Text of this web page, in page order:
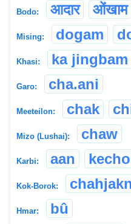
Bodo: आदार ओंखाम
Mising: dogam
Khasi: ka jingbam
Garo: cha.ani
Meeteilon: chak
Mizo (Lushai): chaw
Karbi: aan
Kok-Borok:
Hmar: bû